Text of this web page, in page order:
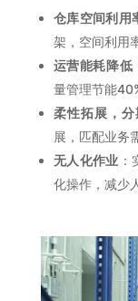
仓库空间利用
架，空间利用
运营能耗降低
量管理节能
柔性拓展，
展，匹配业务
无人化作业
化操作，减少